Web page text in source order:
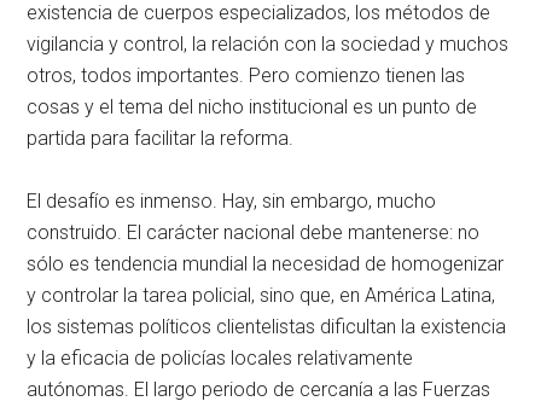
existencia de cuerpos especializados, los métodos de
vigilancia y control, la relación con la sociedad y muchos
otros, todos importantes. Pero comienzo tienen las
cosas y el tema del nicho institucional es un punto de
partida para facilitar la reforma.
El desafío es inmenso. Hay, sin embargo, mucho
construido. El carácter nacional debe mantenerse: no
sólo es tendencia mundial la necesidad de homogenizar
y controlar la tarea policial, sino que, en América Latina,
los sistemas políticos clientelistas dificultan la existencia
y la eficacia de policías locales relativamente
autónomas. El largo periodo de cercanía a las Fuerzas